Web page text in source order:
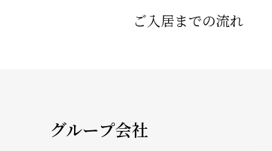
ご入居までの流れ
グループ会社